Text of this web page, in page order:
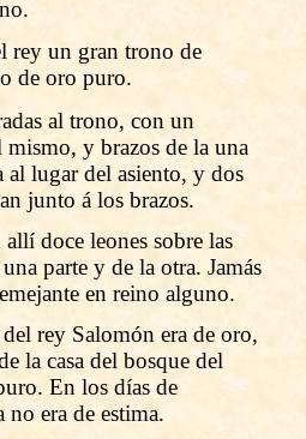
rey un gran trono de
de oro puro.
al trono, con un
mismo, y brazos de la una
al lugar del asiento, y dos
junto á los brazos.
doce leones sobre las
parte y de la otra. Jamás
en reino alguno.
rey Salomón era de oro,
la casa del bosque del
En los días de
no era de estima.